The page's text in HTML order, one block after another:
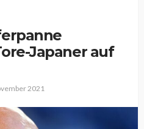
Japaner auf
2021